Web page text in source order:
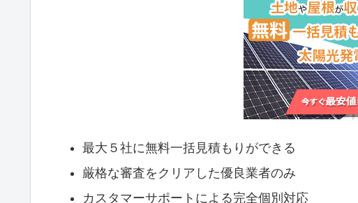
最大５社に無料一括見積もりができる
厳格な審査をクリアした優良業者のみ
カスタマーサポートによる完全個別対応